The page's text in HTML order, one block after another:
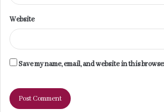
Website
Save my name, email, and website in this